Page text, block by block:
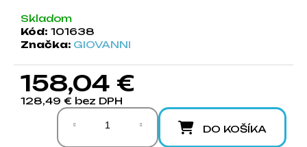
Skladom
Kód: 101638
Značka: GIOVANNI
158,04 €
128,49 € bez DPH
Jednotková cena:
DO KOŠÍKA
O
d
p
o
r